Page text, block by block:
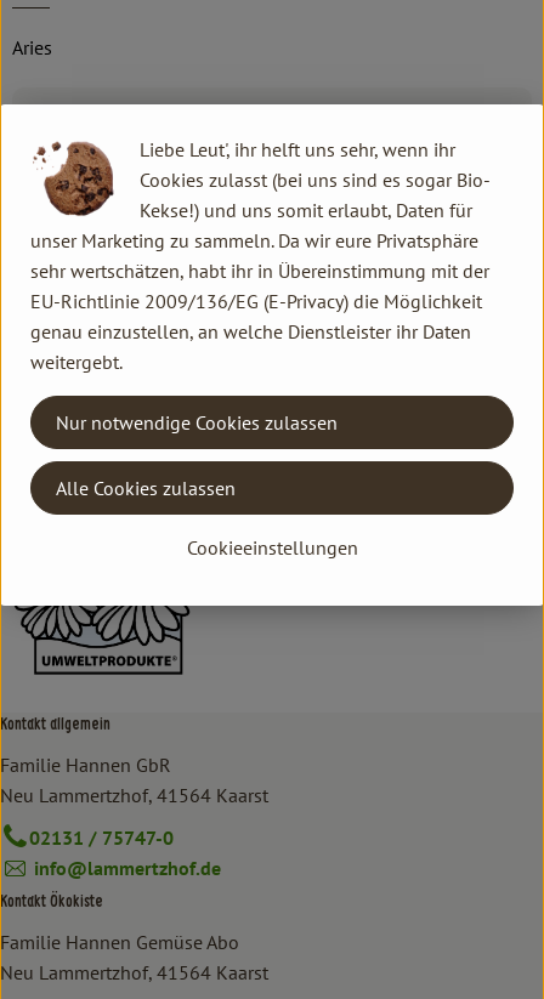
Aries
Produktdatenblatt
Herkunft
Hersteller: ARI
Aries
Kontakt allgemein
Familie Hannen GbR
Neu Lammertzhof, 41564 Kaarst
02131 / 75747-0
info@lammertzhof.de
Kontakt Ökokiste
Familie Hannen Gemüse Abo
Neu Lammertzhof, 41564 Kaarst
Liebe Leut', ihr helft uns sehr, wenn ihr
Cookies zulasst (bei uns sind es sogar Bio-
Kekse!) und uns somit erlaubt, Daten für
unser Marketing zu sammeln. Da wir eure Privatsphäre
sehr wertschätzen, habt ihr in Übereinstimmung mit der
EU-Richtlinie 2009/136/EG (E-Privacy) die Möglichkeit
genau einzustellen, an welche Dienstleister ihr Daten
weitergebt.
Cookieeinstellungen
Nur notwendige Cookies zulassen
Alle Cookies zulassen